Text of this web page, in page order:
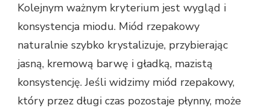
Kolejnym ważnym kryterium jest wygląd i
konsystencja miodu. Miód rzepakowy
naturalnie szybko krystalizuje, przybierając
jasną, kremową barwę i gładką, mazistą
konsystencję. Jeśli widzimy miód rzepakowy,
który przez długi czas pozostaje płynny, może